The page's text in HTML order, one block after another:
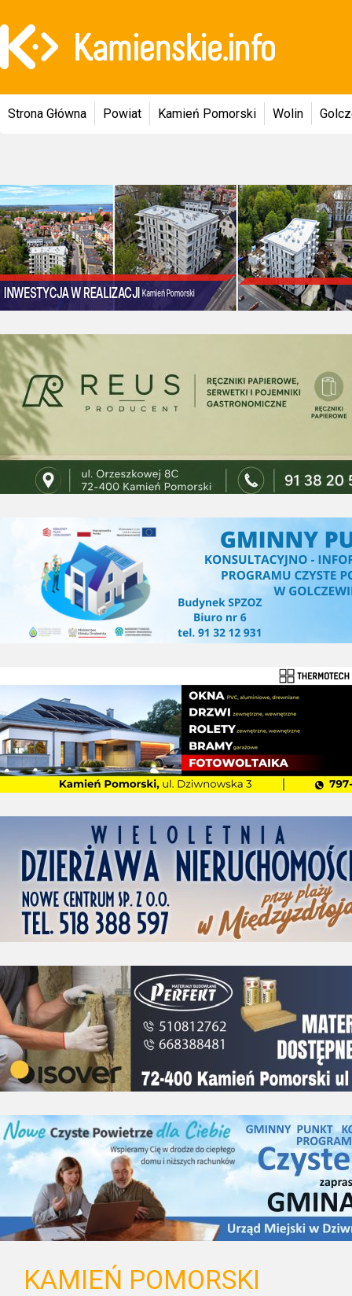
Strona Główna Powiat Kamień Pomorski Wolin
KAMIEŃ POMORSKI